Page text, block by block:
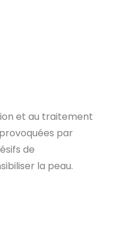
et au traitement
par
de
la peau.